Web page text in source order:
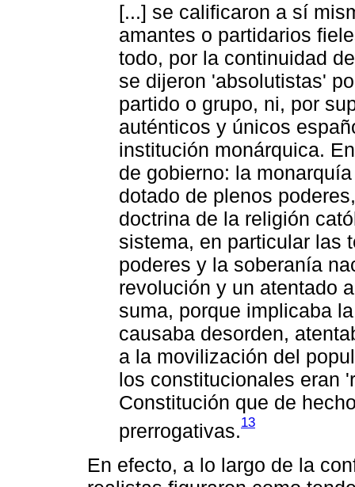
[...] se calificaron a sí
amantes o partidarios
todo, por la continuidad
se dijeron 'absolutistas'
partido o grupo, ni, por
auténticos y únicos
institución monárquica.
de gobierno: la
dotado de plenos
doctrina de la religión
sistema, en particular las
poderes y la soberanía
revolución­ y un atentado
suma, porque implicaba
causaba desorden,
a la movilización del
los constitucionales eran
Constitución que de
prerrogativas.13
En efecto, a lo largo de la